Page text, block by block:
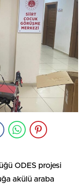
ODES projesi
akülü araba